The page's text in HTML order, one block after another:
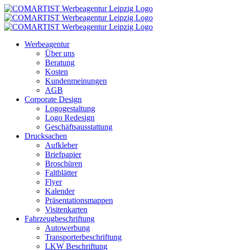
Zum
Inhalt
springen
Werbeagentur
Über uns
Beratung
Kosten
Kundenmeinungen
AGB
Corporate Design
Logogestaltung
Logo Redesign
Geschäftsausstattung
Drucksachen
Aufkleber
Briefpapier
Broschüren
Faltblätter
Flyer
Kalender
Präsentationsmappen
Visitenkarten
Fahrzeugbeschriftung
Autowerbung
Transporterbeschriftung
LKW Beschriftung